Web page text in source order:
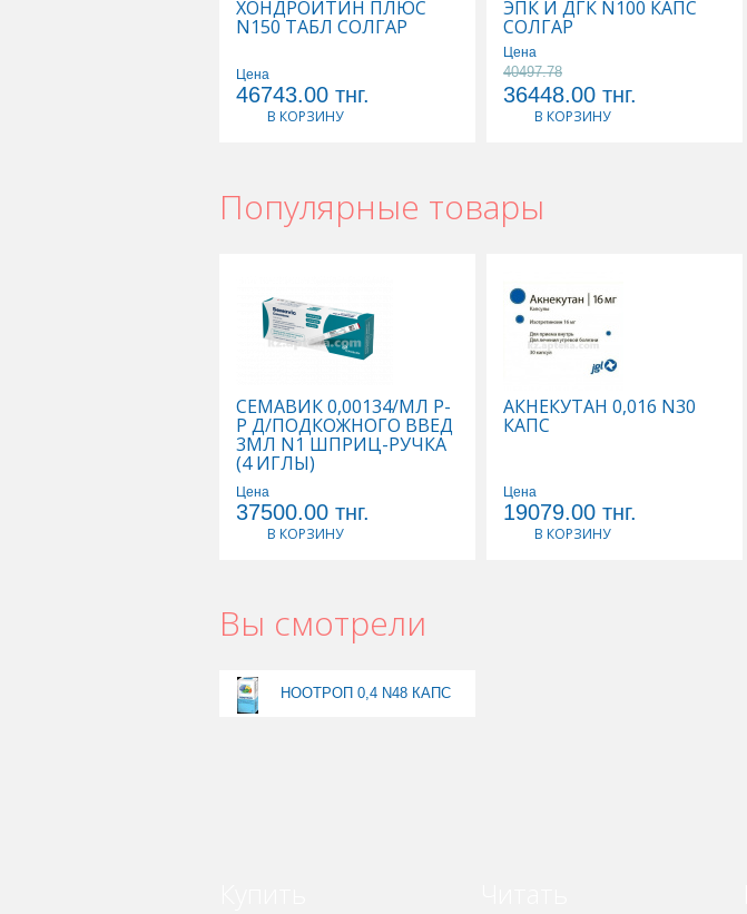
ХОНДРОИТИН ПЛЮС
N150 ТАБЛ СОЛГАР
Цена
46743.00 тнг.
В КОРЗИНУ
ЭПК И ДГК N100 КАПС
СОЛГАР
Цена
40497.78
36448.00 тнг.
В КОРЗИНУ
Популярные товары
СЕМАВИК 0,00134/МЛ Р-
Р Д/ПОДКОЖНОГО ВВЕД
3МЛ N1 ШПРИЦ-РУЧКА
(4 ИГЛЫ)
Цена
37500.00 тнг.
В КОРЗИНУ
АКНЕКУТАН 0,016 N30
КАПС
Цена
19079.00 тнг.
В КОРЗИНУ
Вы смотрели
НООТРОП 0,4 N48 КАПС